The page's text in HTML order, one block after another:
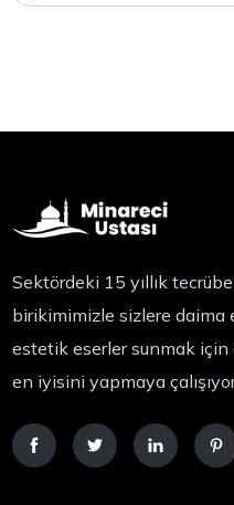
Sektördeki 15 yıllık
birikimimizle sizlere
estetik eserler sunmak
en iyisini yapmaya